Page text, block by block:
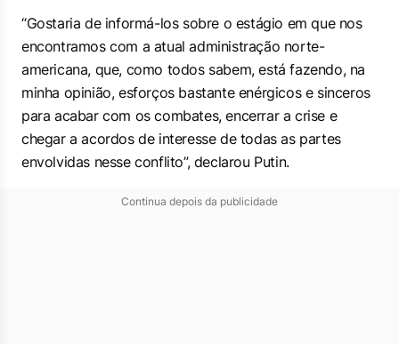
“Gostaria de informá-los sobre o estágio em que nos
encontramos com a atual administração norte-
americana, que, como todos sabem, está fazendo, na
minha opinião, esforços bastante enérgicos e sinceros
para acabar com os combates, encerrar a crise e
chegar a acordos de interesse de todas as partes
envolvidas nesse conflito”, declarou Putin.
Continua depois da publicidade